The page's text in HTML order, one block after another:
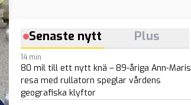
Senaste nytt Plus
14 min
80 mil till ett nytt knä – 89-åriga Ann-Maris
resa med rullatorn speglar vårdens
geografiska klyftor